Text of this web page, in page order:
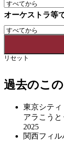
オーケストラ等
リセット
過去のこ
東京シティ
アラこう
2025
関西フィ